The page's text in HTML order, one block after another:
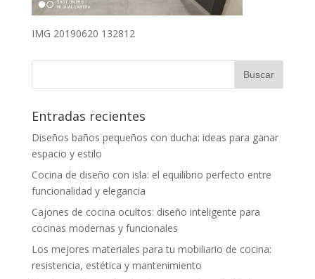
IMG 20190620 132812
Entradas recientes
Diseños baños pequeños con ducha: ideas para ganar
espacio y estilo
Cocina de diseño con isla: el equilibrio perfecto entre
funcionalidad y elegancia
Cajones de cocina ocultos: diseño inteligente para
cocinas modernas y funcionales
Los mejores materiales para tu mobiliario de cocina:
resistencia, estética y mantenimiento